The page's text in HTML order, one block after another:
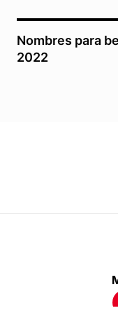
Nombres para
2022